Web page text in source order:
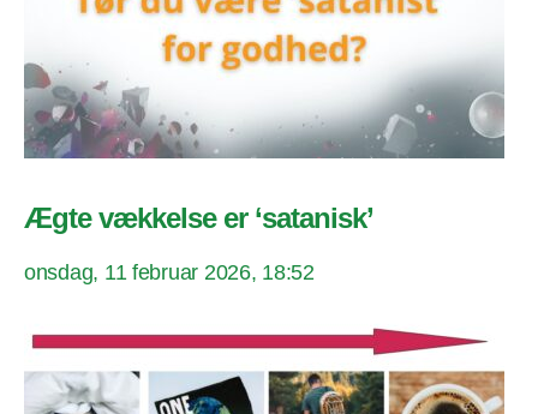
Ægte vækkelse er ‘satanisk’
onsdag, 11 februar 2026, 18:52